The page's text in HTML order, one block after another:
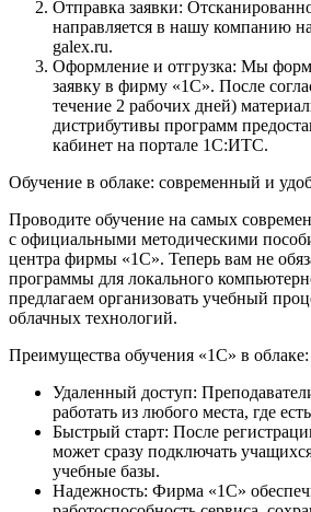
Отправка заявки:
направляется в нашу компанию
galex.ru.
Оформление и отгрузка: Мы
заявку в фирму «1С». После
течение 2 рабочих дней)
дистрибутивы программ
кабинет на портале 1С:ИТС.
Обучение в облаке: современный и
Проводите обучение на самых
с официальными методическими
центра фирмы «1С». Теперь вам не
программы для локального
предлагаем организовать учебный
облачных технологий.
Преимущества обучения «1С» в облаке:
Удаленный доступ:
работать из любого места, где
Быстрый старт: После
может сразу подключать
учебные базы.
Надежность: Фирма «1С»